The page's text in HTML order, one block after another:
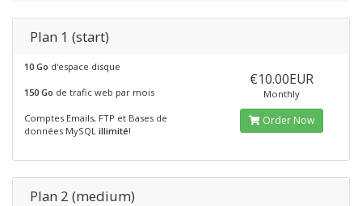
Plan 1 (start)
10 Go d'espace disque
150 Go de trafic web par mois
Comptes Emails, FTP et Bases de
données MySQL illimité!
€10.00EUR
Monthly
Order Now
Plan 2 (medium)